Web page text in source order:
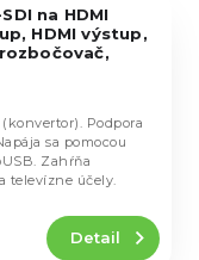
na HDMI
HDMI výstup,
televízne
Detail
Podpora
sa pomocou
Zahŕňa
televízne účely.